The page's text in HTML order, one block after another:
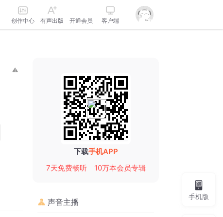
创作中心 有声出版 开通会员 客户端
下载手机APP
7天免费畅听
10万本会员专辑
声音主播
手机版